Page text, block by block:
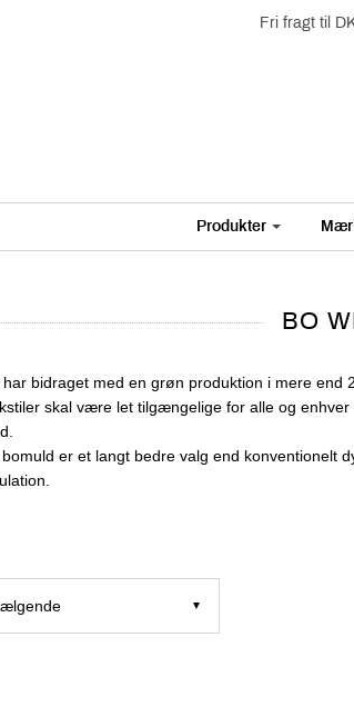
Fri fragt til
Produkter
BO
har bidraget med en grøn produktion i mere
skal være let tilgængelige for alle og
er et langt bedre valg end konventionelt
▼